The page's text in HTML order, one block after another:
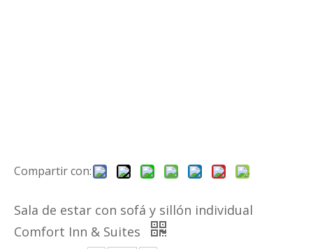
Compartir con:
Sala de estar con sofá y sillón individual
Comfort Inn & Suites